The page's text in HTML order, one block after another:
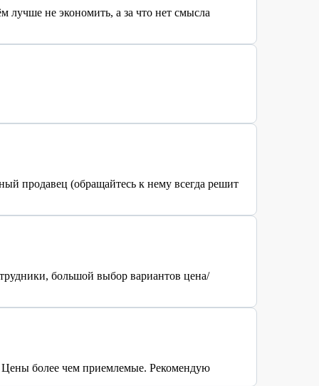
лучше не экономить, а за что нет смысла
продавец (обращайтесь к нему всегда решит
большой выбор вариантов цена/
Цены более чем приемлемые. Рекомендую